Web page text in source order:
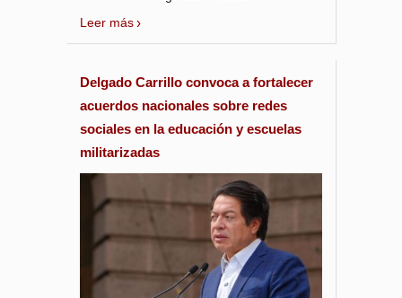
Leer más
Delgado Carrillo convoca a fortalecer
acuerdos nacionales sobre redes
sociales en la educación y escuelas
militarizadas